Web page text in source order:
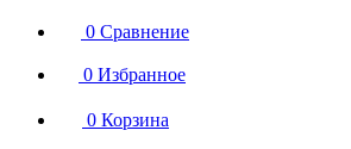
0 Сравнение
0 Избранное
0 Корзина